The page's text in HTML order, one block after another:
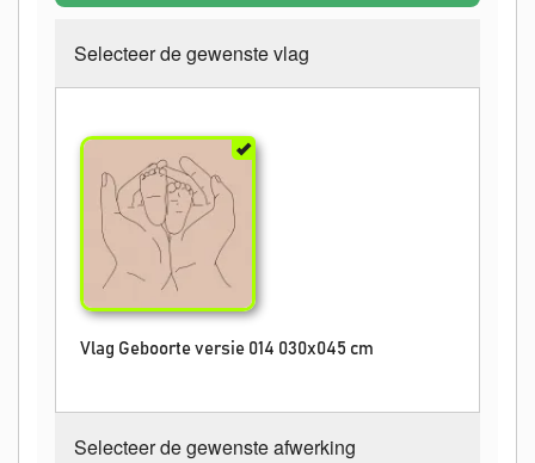
Selecteer de gewenste vlag
Vlag Geboorte versie 014 030x045 cm
Selecteer de gewenste afwerking